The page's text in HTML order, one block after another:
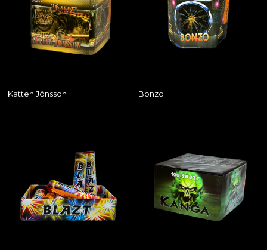
Katten Jönsson Bonzo